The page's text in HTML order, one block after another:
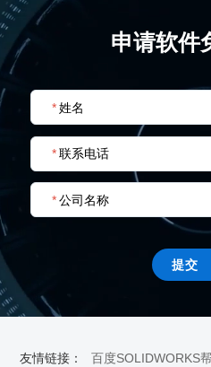
申请软件
* 姓名
* 联系电话
* 公司名称
提交
友情链接： 百度SOLIDWORKS